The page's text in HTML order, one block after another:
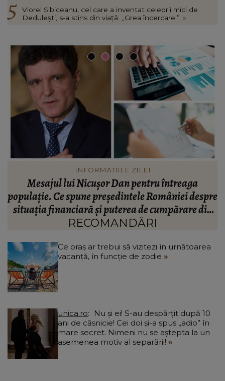
Viorel Sibiceanu, cel care a inventat celebrii mici de
Dedulești, s-a stins din viață: „Grea încercare.” »
VEDETE
Valentin Sanfira, acuzații despre infidelitate? Ce
mărturisiri a făcut artistul de muzică populară:
“Doi ochi ce m-au înșelat.”
RECOMANDĂRI
Ce oraș ar trebui să vizitezi în urnătoarea
vacanță, în funcție de zodie
unica.ro
ani de căsnicie! Cei doi și-a spus „adio” în
mare secret. Nimeni nu se aștepta la un
asemenea motiv al separării!